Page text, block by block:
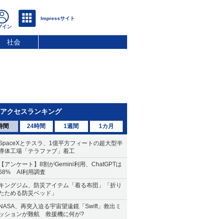
社会
アクセスランキング
間 24時間 1週間 1カ月
とテスラ、1億平方フィートの超大型半
体工場「テラファブ」着工
アンケート】8割がGemini利用、ChatGPTは
AI利用調査
ングジム、防災アイテム「着る布団」「折り
ためる防災ベッド」
、再突入迫る宇宙望遠鏡「Swift」救出ミ
ションが難航 救援機に何が?